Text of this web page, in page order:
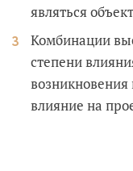
являться
Комбинации
степени
влияние на